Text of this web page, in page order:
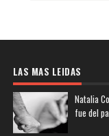
LAS MAS LEIDAS
Natalia
fue del